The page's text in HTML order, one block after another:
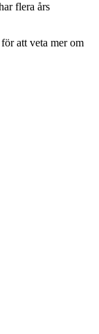
flera års
att veta mer om